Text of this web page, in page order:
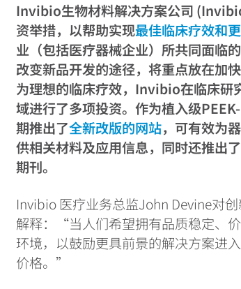
Invibio生物材料解决方案公司
资举措，以帮助实现最佳临床疗效和
业（包括医疗器械企业）所共同面临
改变新品开发的途径，将重点放在加
为理想的临床疗效，Invibio在临床研
域进行了多项投资。作为植入级
期推出了全新改版的网站，可有效为
供相关材料及应用信息，同时还推出
期刊。
Invibio 医疗业务总监John Devine对
解释：“当人们希望拥有品质稳定、
环境，以鼓励更具前景的解决方案进
价格。”